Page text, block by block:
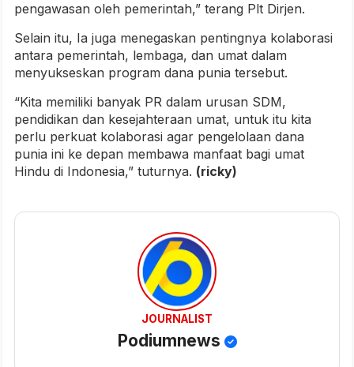
pengawasan oleh pemerintah,” terang Plt Dirjen.
Selain itu, Ia juga menegaskan pentingnya kolaborasi
antara pemerintah, lembaga, dan umat dalam
menyukseskan program dana punia tersebut.
“Kita memiliki banyak PR dalam urusan SDM,
pendidikan dan kesejahteraan umat, untuk itu kita
perlu perkuat kolaborasi agar pengelolaan dana
punia ini ke depan membawa manfaat bagi umat
Hindu di Indonesia,” tuturnya. (ricky)
JOURNALIST
Podiumnews